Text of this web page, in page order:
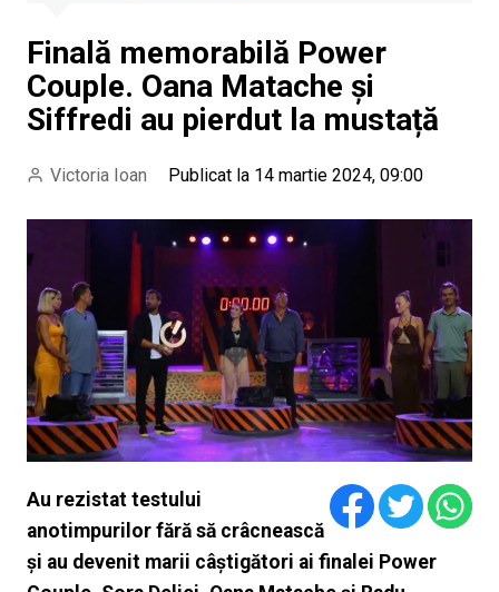
Finală memorabilă Power
Couple. Oana Matache și
Siffredi au pierdut la mustață
Victoria Ioan Publicat la 14 martie 2024, 09:00
Au rezistat testului
anotimpurilor fără să crâcnească
și au devenit marii câștigători ai finalei Power